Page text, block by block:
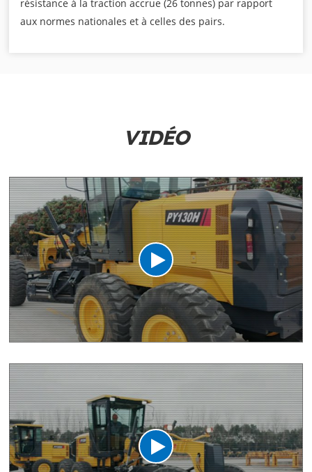
résistance à la traction accrue (26 tonnes) par rapport
aux normes nationales et à celles des pairs.
VIDÉO